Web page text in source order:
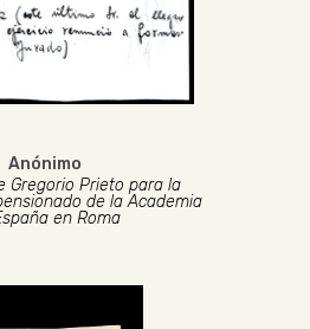
Anónimo
Gregorio Prieto para la
de la Academia
en Roma